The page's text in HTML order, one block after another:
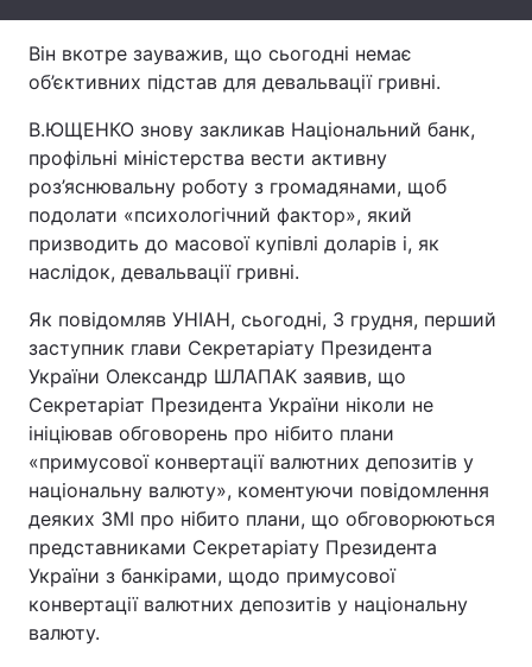
Тема оформлення
Він вкотре зауважив, що сьогодні немає
об’єктивних підстав для девальвації гривні.
В.ЮЩЕНКО знову закликав Національний банк,
профільні міністерства вести активну
роз’яснювальну роботу з громадянами, щоб
подолати «психологічний фактор», який
призводить до масової купівлі доларів і, як
наслідок, девальвації гривні.
Як повідомляв УНІАН, сьогодні, 3 грудня, перший
заступник глави Секретаріату Президента
України Олександр ШЛАПАК заявив, що
Секретаріат Президента України ніколи не
ініціював обговорень про нібито плани
«примусової конвертації валютних депозитів у
національну валюту», коментуючи повідомлення
деяких ЗМІ про нібито плани, що обговорюються
представниками Секретаріату Президента
України з банкірами, щодо примусової
конвертації валютних депозитів у національну
валюту.